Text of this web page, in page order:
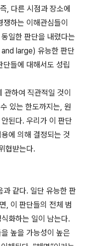
, 다른 시점과 장소에
하는 이해관심들이
일한 판단을 내렸다는
large) 유능한 판단
들에 대해서도 성립
하여 직관적일 것이
있는 한도까지는, 원
된다. 우리가 이 판단
에 의해 결정되는 것
협받는다.
과 같다. 일단 유능한 판
, 이 판단들의 전체 범
화하는 일이 남는다.
높을 가능성이 높은